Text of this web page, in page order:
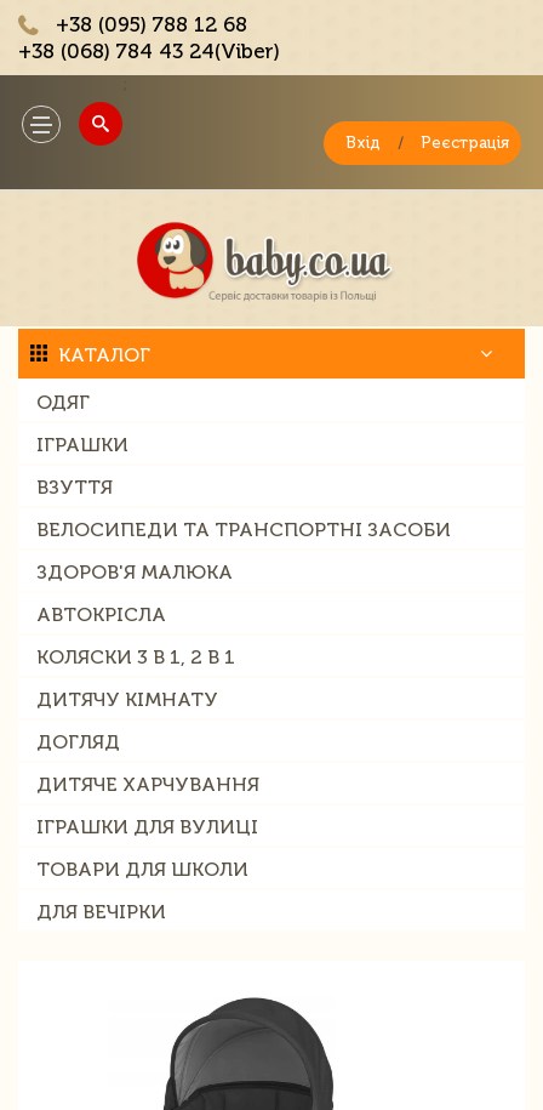
+38 (095) 788 12 68
+38 (068) 784 43 24(Viber)
Toggle
navigation
Вхід / Реєстрація
КАТАЛОГ
ОДЯГ
ІГРАШКИ
ВЗУТТЯ
ВЕЛОСИПЕДИ ТА ТРАНСПОРТНІ ЗАСОБИ
ЗДОРОВ'Я МАЛЮКА
АВТОКРІСЛА
КОЛЯСКИ 3 В 1, 2 В 1
ДИТЯЧУ КІМНАТУ
ДОГЛЯД
ДИТЯЧЕ ХАРЧУВАННЯ
ІГРАШКИ ДЛЯ ВУЛИЦІ
ТОВАРИ ДЛЯ ШКОЛИ
ДЛЯ ВЕЧІРКИ